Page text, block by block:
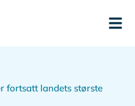
fortsatt landets største